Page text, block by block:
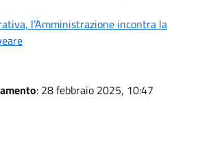
l’Amministrazione incontra la
: 28 febbraio 2025, 10:47